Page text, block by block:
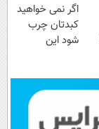
اگر نمی خواهید
کبدتان چرب
شود این